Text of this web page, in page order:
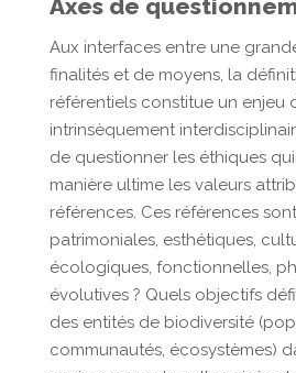
Axes de
Aux interfaces entre une
finalités et de moyens, la
référentiels constitue un enjeu
intrinsèquement
de questionner les éthiques
manière ultime les valeurs
références. Ces références
patrimoniales, esthétiques,
écologiques, fonctionnelles,
évolutives ? Quels objectifs
des entités de biodiversité
communautés, écosystèmes)